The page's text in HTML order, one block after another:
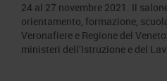
Certificazioni riconosciute
24 al 27 novembre 2021. Il
orientamento, formazione,
Veronafiere e Regione del
ministeri dell’Istruzione e del